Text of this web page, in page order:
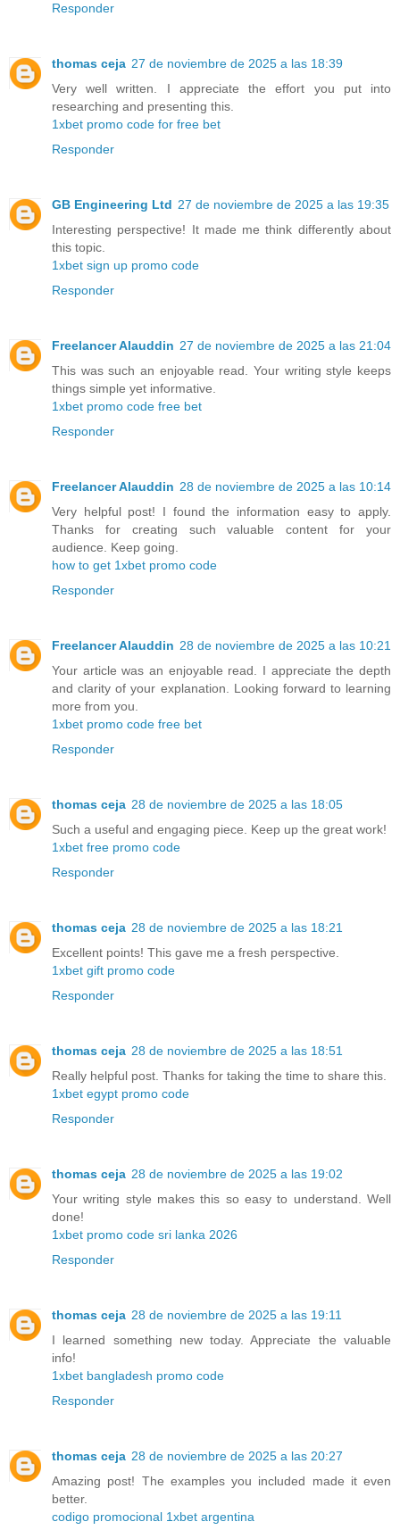
Responder
thomas ceja 27 de noviembre de 2025 a las 18:39
Very well written. I appreciate the effort you put into
researching and presenting this.
1xbet promo code for free bet
Responder
GB Engineering Ltd 27 de noviembre de 2025 a las 19:35
Interesting perspective! It made me think differently about
this topic.
1xbet sign up promo code
Responder
Freelancer Alauddin 27 de noviembre de 2025 a las 21:04
This was such an enjoyable read. Your writing style keeps
things simple yet informative.
1xbet promo code free bet
Responder
Freelancer Alauddin 28 de noviembre de 2025 a las 10:14
Very helpful post! I found the information easy to apply.
Thanks for creating such valuable content for your
audience. Keep going.
how to get 1xbet promo code
Responder
Freelancer Alauddin 28 de noviembre de 2025 a las 10:21
Your article was an enjoyable read. I appreciate the depth
and clarity of your explanation. Looking forward to learning
more from you.
1xbet promo code free bet
Responder
thomas ceja 28 de noviembre de 2025 a las 18:05
Such a useful and engaging piece. Keep up the great work!
1xbet free promo code
Responder
thomas ceja 28 de noviembre de 2025 a las 18:21
Excellent points! This gave me a fresh perspective.
1xbet gift promo code
Responder
thomas ceja 28 de noviembre de 2025 a las 18:51
Really helpful post. Thanks for taking the time to share this.
1xbet egypt promo code
Responder
thomas ceja 28 de noviembre de 2025 a las 19:02
Your writing style makes this so easy to understand. Well
done!
1xbet promo code sri lanka 2026
Responder
thomas ceja 28 de noviembre de 2025 a las 19:11
I learned something new today. Appreciate the valuable
info!
1xbet bangladesh promo code
Responder
thomas ceja 28 de noviembre de 2025 a las 20:27
Amazing post! The examples you included made it even
better.
codigo promocional 1xbet argentina